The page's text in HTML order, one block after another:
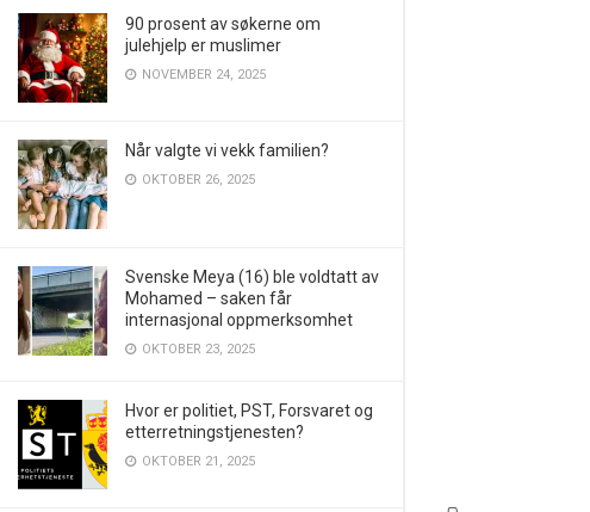
90 prosent av søkerne om
julehjelp er muslimer
NOVEMBER 24, 2025
Når valgte vi vekk familien?
OKTOBER 26, 2025
Svenske Meya (16) ble voldtatt av
Mohamed – saken får
internasjonal oppmerksomhet
OKTOBER 23, 2025
Hvor er politiet, PST, Forsvaret og
etterretningstjenesten?
OKTOBER 21, 2025